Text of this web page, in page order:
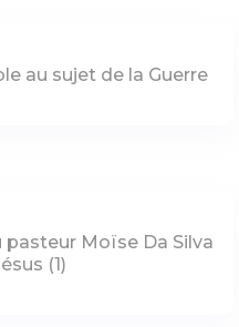
au sujet de la Guerre
Moïse Da Silva
(1)